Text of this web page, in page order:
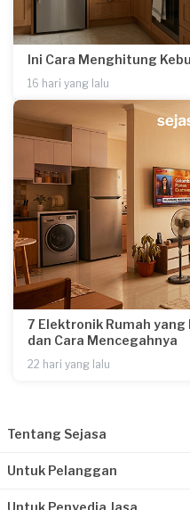
Ini Cara Menghitung
16 hari yang lalu
7 Elektronik Rumah yang
dan Cara Mencegahnya
22 hari yang lalu
Tentang Sejasa
Untuk Pelanggan